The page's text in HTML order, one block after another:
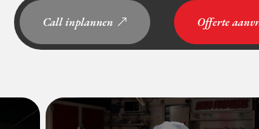
Call inplannen Offerte